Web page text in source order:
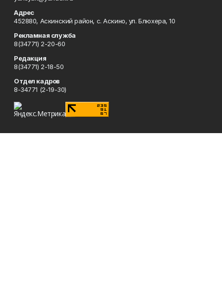
Адрес
452880, Аскинский район, с. Аскино, ул. Блюхера, 10
Рекламная служба
8(34771) 2-20-60
Редакция
8(34771) 2-18-50
Отдел кадров
8-34771 (2-19-30)